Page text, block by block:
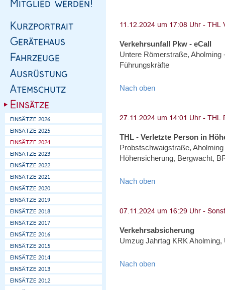
Verkehrsunfall Pkw - eCall
Untere Römerstraße,
Führungskräfte
Nach oben
THL - Verletzte Person in
Probstschwaigstraße,
Höhensicherung, Bergwacht,
Nach oben
Verkehrsabsicherung
Umzug Jahrtag KRK
Nach oben